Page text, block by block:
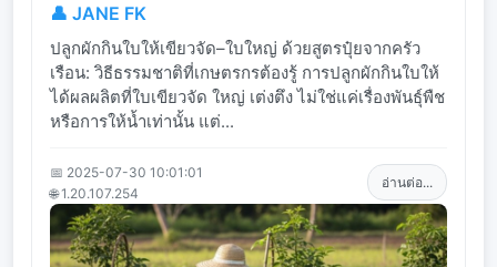
👤 JANE FK
ปลูกผักกินใบให้เขียวจัด–ใบใหญ่ ด้วยสูตรปุ๋ยจากครัว
เรือน: วิธีธรรมชาติที่เกษตรกรต้องรู้ การปลูกผักกินใบให้
ได้ผลผลิตที่ใบเขียวจัด ใหญ่ เต่งตึง ไม่ใช่แค่เรื่องพันธุ์พืช
หรือการให้น้ำเท่านั้น แต่...
📅 2025-07-30 10:01:01
🌐 1.20.107.254
อ่านต่อ...